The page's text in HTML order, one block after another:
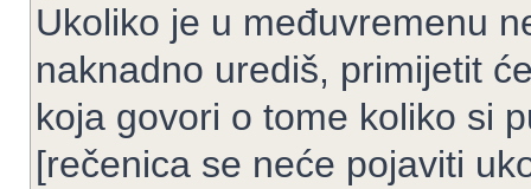
Ukoliko je u međuvremenu
naknadno urediš, primijetit
koja govori o tome koliko si
[rečenica se neće pojaviti